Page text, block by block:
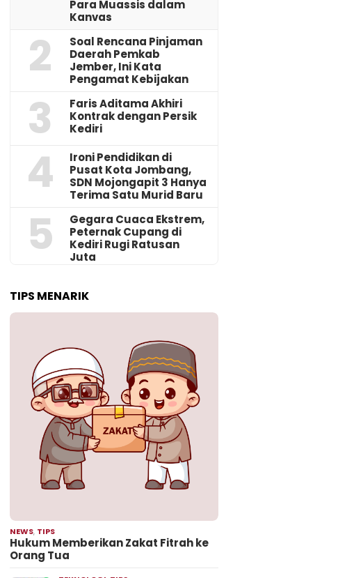
Para Muassis dalam
Kanvas
2
‎Soal Rencana Pinjaman
Daerah Pemkab
Jember, Ini Kata
Pengamat Kebijakan ‎
3
Faris Aditama Akhiri
Kontrak dengan Persik
Kediri
4
Ironi Pendidikan di
Pusat Kota Jombang,
SDN Mojongapit 3 Hanya
Terima Satu Murid Baru
5
‎Gegara Cuaca Ekstrem,
Peternak Cupang di
Kediri Rugi Ratusan
Juta
TIPS MENARIK
NEWS, TIPS
Hukum Memberikan Zakat Fitrah ke
Orang Tua